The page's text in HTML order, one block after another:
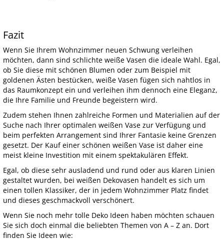
Fazit
Wenn Sie Ihrem Wohnzimmer neuen Schwung verleihen
möchten, dann sind schlichte weiße Vasen die ideale Wahl. Egal,
ob Sie diese mit schönen Blumen oder zum Beispiel mit
goldenen Ästen bestücken, weiße Vasen fügen sich nahtlos in
das Raumkonzept ein und verleihen ihm dennoch eine Eleganz,
die Ihre Familie und Freunde begeistern wird.
Zudem stehen Ihnen zahlreiche Formen und Materialien auf der
Suche nach Ihrer optimalen weißen Vase zur Verfügung und
beim perfekten Arrangement sind Ihrer Fantasie keine Grenzen
gesetzt. Der Kauf einer schönen weißen Vase ist daher eine
meist kleine Investition mit einem spektakulären Effekt.
Egal, ob diese sehr ausladend und rund oder aus klaren Linien
gestaltet wurden, bei weißen Dekovasen handelt es sich um
einen tollen Klassiker, der in jedem Wohnzimmer Platz findet
und dieses geschmackvoll verschönert.
Wenn Sie noch mehr tolle Deko Ideen haben möchten schauen
Sie sich doch einmal die beliebten Themen von A – Z an. Dort
finden Sie Ideen wie: